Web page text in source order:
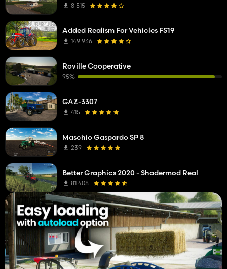
8 515
Added Realism For Vehicles FS19
149 936
Roville Cooperative
95%
GAZ-3307
415
Maschio Gaspardo SP 8
239
Better Graphics 2020 - Shadermod Real
81 408